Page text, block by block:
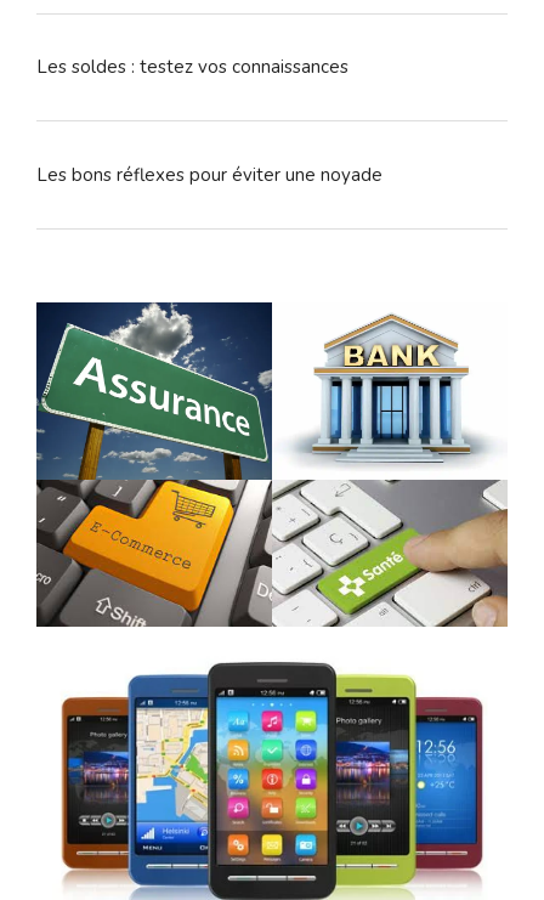
Les soldes : testez vos connaissances
Les bons réflexes pour éviter une noyade